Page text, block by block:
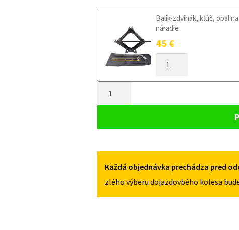
Balík-zdvihák, kľúč, obal na
náradie
45 €
DOJAZDOVÉ
I
2007
I
2004-
135/80R16
4X108
Každá objednávka prechádza pred
zlého výberu dojazdovbého kolesa